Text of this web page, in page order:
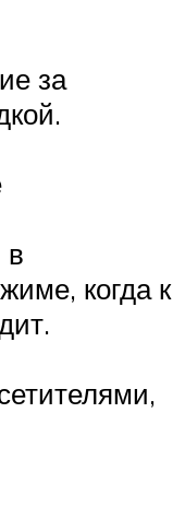
за
в
когда к